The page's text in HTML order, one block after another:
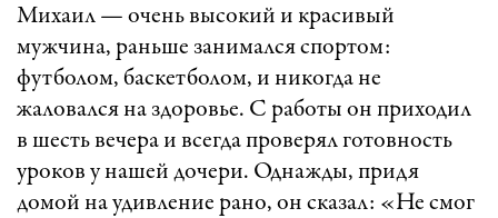
Михаил — очень высокий и красивый
мужчина, раньше занимался спортом:
футболом, баскетболом, и никогда не
жаловался на здоровье. С работы он приходил
в шесть вечера и всегда проверял готовность
уроков у нашей дочери. Однажды, придя
домой на удивление рано, он сказал: «Не смог